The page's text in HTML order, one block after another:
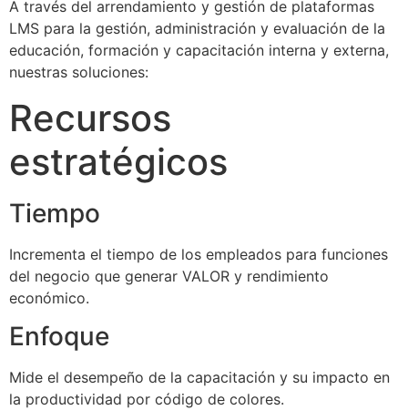
A través del arrendamiento y gestión de plataformas
LMS para la gestión, administración y evaluación de la
educación, formación y capacitación interna y externa,
nuestras soluciones:
Recursos
estratégicos
Tiempo
Incrementa el tiempo de los empleados para funciones
del negocio que generar VALOR y rendimiento
económico.
Enfoque
Mide el desempeño de la capacitación y su impacto en
la productividad por código de colores.